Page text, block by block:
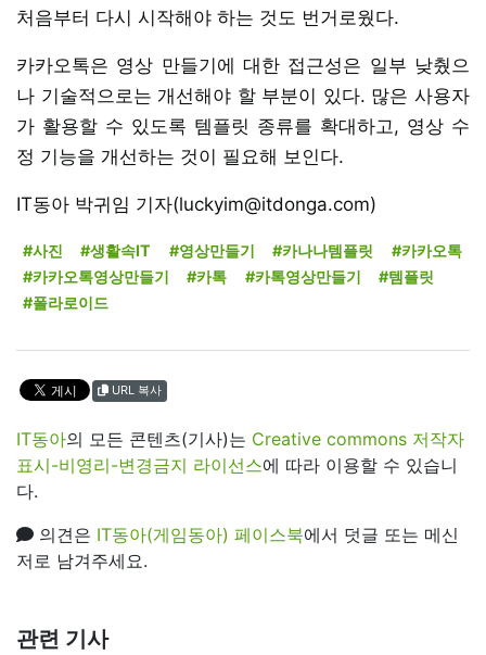
처음부터 다시 시작해야 하는 것도 번거로웠다.
카카오톡은 영상 만들기에 대한 접근성은 일부 낮췄으
나 기술적으로는 개선해야 할 부분이 있다. 많은 사용자
가 활용할 수 있도록 템플릿 종류를 확대하고, 영상 수
정 기능을 개선하는 것이 필요해 보인다.
IT동아 박귀임 기자(luckyim@itdonga.com)
#사진 #생활속IT #영상만들기 #카나나템플릿
#카카오톡
#카카오톡영상만들기
#카톡 #카톡영상만들기
#템플릿
#폴라로이드
URL 복사
IT동아의 모든 콘텐츠(기사)는 Creative commons 저작자
표시-비영리-변경금지 라이선스에 따라 이용할 수 있습니
다.
의견은 IT동아(게임동아) 페이스북에서 덧글 또는 메신
저로 남겨주세요.
관련 기사